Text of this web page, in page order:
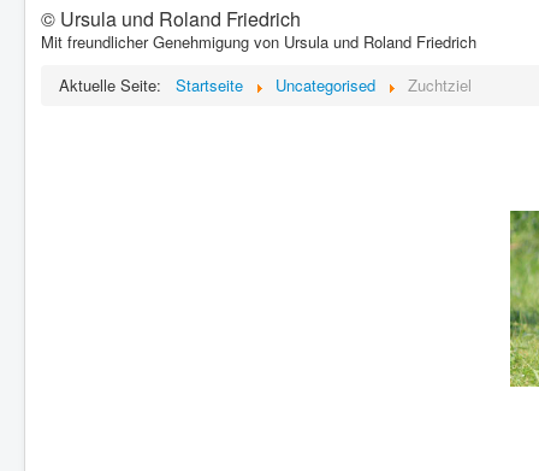
© Ursula und Roland Friedrich
Mit freundlicher Genehmigung von Ursula und Roland Friedrich
Aktuelle Seite:
Startseite Uncategorised Zuchtziel